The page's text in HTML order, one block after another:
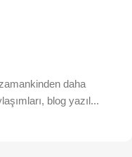
daha
blog yazıl...